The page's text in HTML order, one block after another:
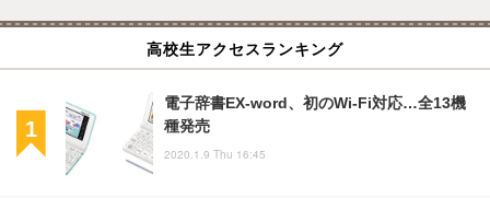
高校生アクセスランキング
電子辞書EX-word、初のWi-Fi対応…全13機
種発売
2020.1.9 Thu 16:45